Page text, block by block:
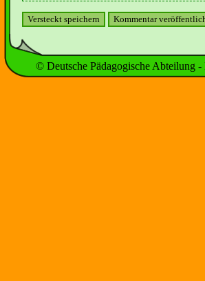
© Deutsche Pädagogische Abteilung -